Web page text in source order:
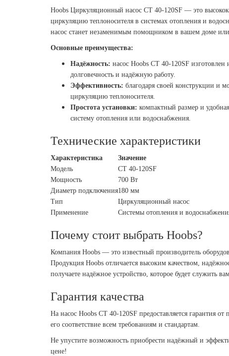
Hoobs Циркуляционный насос CT 40-120SF — это
циркуляцию теплоносителя в системах отопления и
насос станет незаменимым помощником в вашем доме
Основные преимущества:
Надёжность: насос Hoobs CT 40-120SF изготовлен
долговечность и надёжную работу.
Эффективность: благодаря своей конструкции и
циркуляцию теплоносителя.
Простота установки: компактный размер и
систему отопления или водоснабжения.
Технические характеристики
Характеристика
Значение
Модель
CT 40-120SF
Мощность
700 Вт
Диаметр подключения180 мм
Тип
Циркуляционный насос
Применение
Системы отопления и
Почему стоит выбрать Hoobs?
Компания Hoobs — это известный производитель
Продукция Hoobs отличается высоким качеством,
получаете надёжное устройство, которое будет служить
Гарантия качества
На насос Hoobs CT 40-120SF предоставляется гарантия
его соответствие всем требованиям и стандартам.
Не упустите возможность приобрести надёжный и
цене!